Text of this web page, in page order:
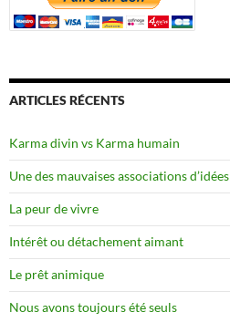
ARTICLES RÉCENTS
Karma divin vs Karma humain
Une des mauvaises associations d’idées
La peur de vivre
Intérêt ou détachement aimant
Le prêt animique
Nous avons toujours été seuls